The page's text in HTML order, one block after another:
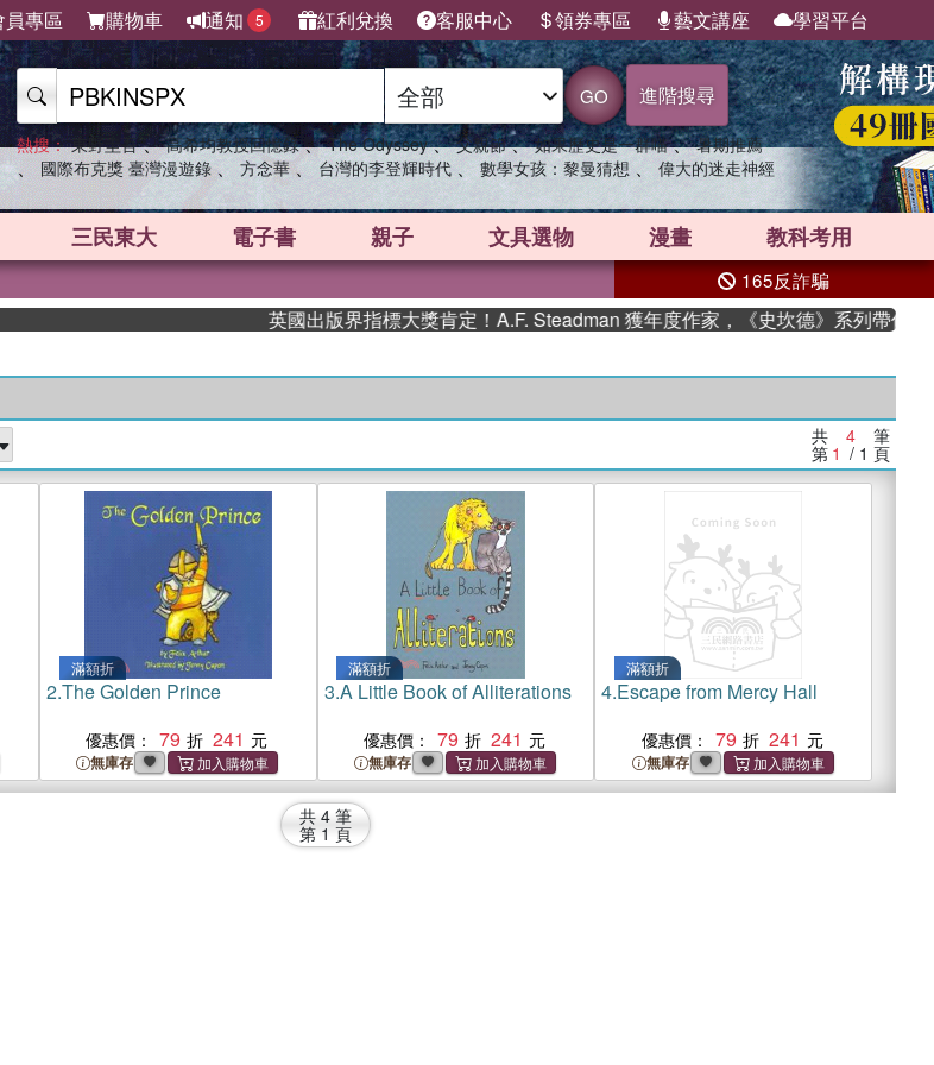
員專區 購物車 通知 5 紅利兌換 客服中心 領券專區 藝文講座 學習平台
GO 進階搜尋
熱搜： 東野圭吾 、 高希均教授回憶錄 、 The Odyssey 、 父親節 、 如果歷史是一群喵 、 暑期推薦
、 國際布克獎 臺灣漫遊錄 、 方念華 、 台灣的李登輝時代 、 數學女孩：黎曼猜想 、 偉大的迷走神經
三民東大 電子書 親子 文具選物 漫畫 教科考用
165反詐騙
英國出版界指標大獎肯定！A.F. Steadman 獲年度作家，《史坎德》系列帶你踏上
共 4 筆
第 1 / 1 頁
滿額折
2.The Golden Prince
優惠價： 79 241
無庫存
滿額折
3.A Little Book of Alliterations
優惠價： 79 241
無庫存
滿額折
4.Escape from Mercy Hall
優惠價： 79 241
無庫存
共 4 筆
第 1 頁